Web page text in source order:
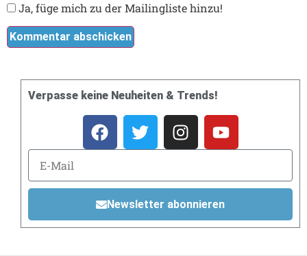
Ja, füge mich zu der Mailingliste hinzu!
Verpasse keine Neuheiten & Trends!
Newsletter abonnieren